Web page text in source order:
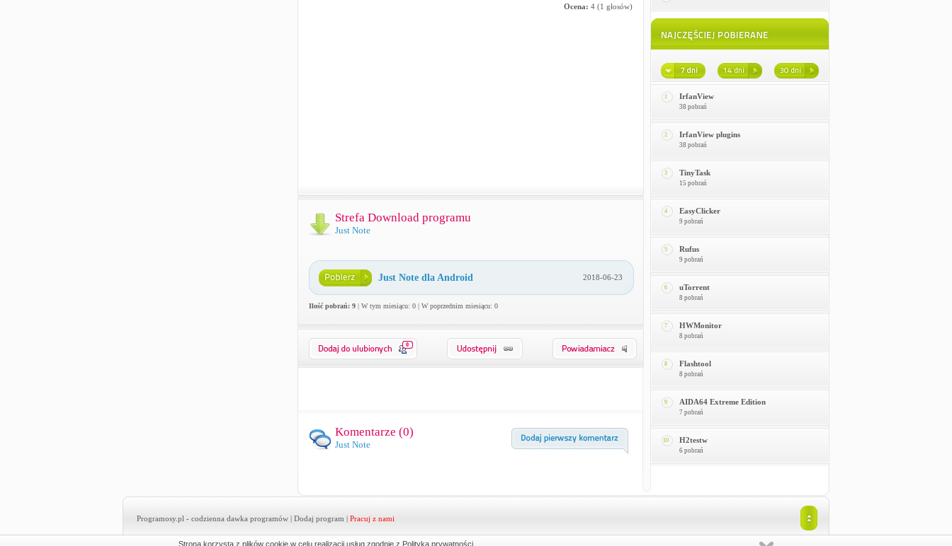
Ocena: 4(1 głosów)
Strefa Download programu
Just Note
Just Note dla Android 2018-06-23
Ilość pobrań: 9| W tym miesiącu: 0 | W poprzednim miesiącu: 0
0
Komentarze (0)
Just Note
1 IrfanView
38 pobrań
2 IrfanView plugins
38 pobrań
3 TinyTask
15 pobrań
4 EasyClicker
9 pobrań
5 Rufus
9 pobrań
6 uTorrent
8 pobrań
7 HWMonitor
8 pobrań
8 Flashtool
8 pobrań
9 AIDA64 Extreme Edition
7 pobrań
10 H2testw
6 pobrań
Programosy.pl - codzienna dawka programów | Dodaj program | Pracuj z nami
Strona korzysta z plików cookie w celu realizacji usług zgodnie z Polityką prywatności